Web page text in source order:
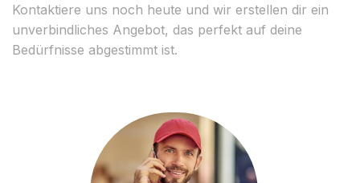
Kontaktiere uns noch heute und wir erstellen dir ein
unverbindliches Angebot, das perfekt auf deine
Bedürfnisse abgestimmt ist.